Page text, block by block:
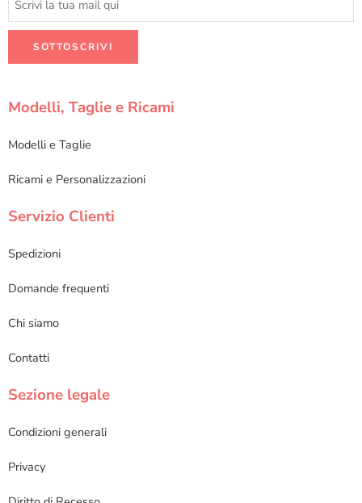
Modelli, Taglie e Ricami
Modelli e Taglie
Ricami e Personalizzazioni
Servizio Clienti
Spedizioni
Domande frequenti
Chi siamo
Contatti
Sezione legale
Condizioni generali
Privacy